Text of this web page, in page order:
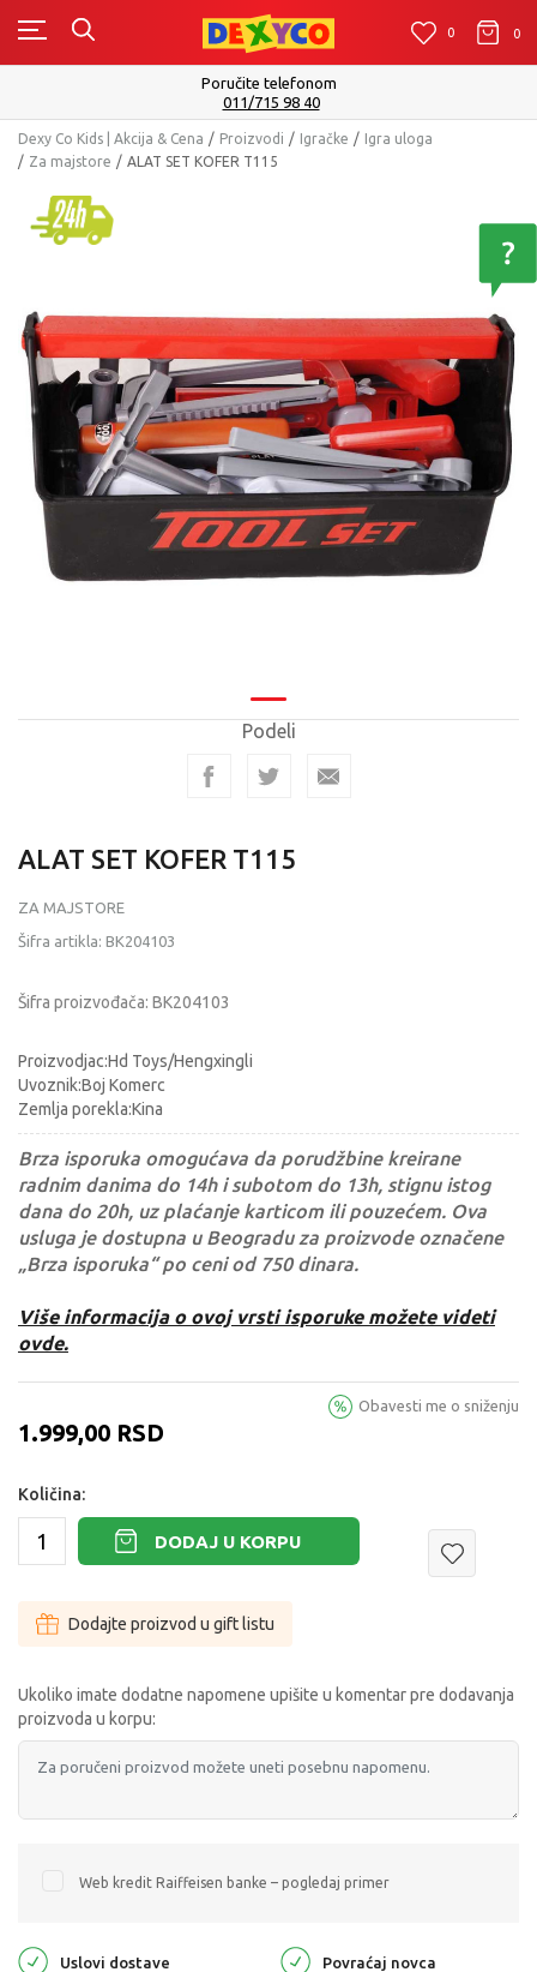
0 0 0
Poručite telefonom
011/715 98 40
Dexy Co Kids | Akcija & Cena Proizvodi Igračke
Igra uloga
Za majstore
ALAT SET KOFER T115
Podeli
ALAT SET KOFER T115
ZA MAJSTORE
Šifra artikla: BK204103
Šifra proizvođača: BK204103
Proizvodjac:Hd Toys/Hengxingli
Uvoznik:Boj Komerc
Zemlja porekla:Kina
Brza isporuka omogućava da porudžbine kreirane
radnim danima do 14h i subotom do 13h, stignu istog
dana do 20h, uz plaćanje karticom ili pouzećem. Ova
usluga je dostupna u Beogradu za proizvode označene
„Brza isporuka“ po ceni od 750 dinara.
Više informacija o ovoj vrsti isporuke možete videti
ovde.
1.999,00 RSD
Obavesti me o sniženju
Količina:
DODAJ U KORPU
Dodajte proizvod u gift listu
Ukoliko imate dodatne napomene upišite u komentar pre dodavanja
proizvoda u korpu:
Web kredit Raiffeisen banke – pogledaj primer
Uslovi dostave Povraćaj novca